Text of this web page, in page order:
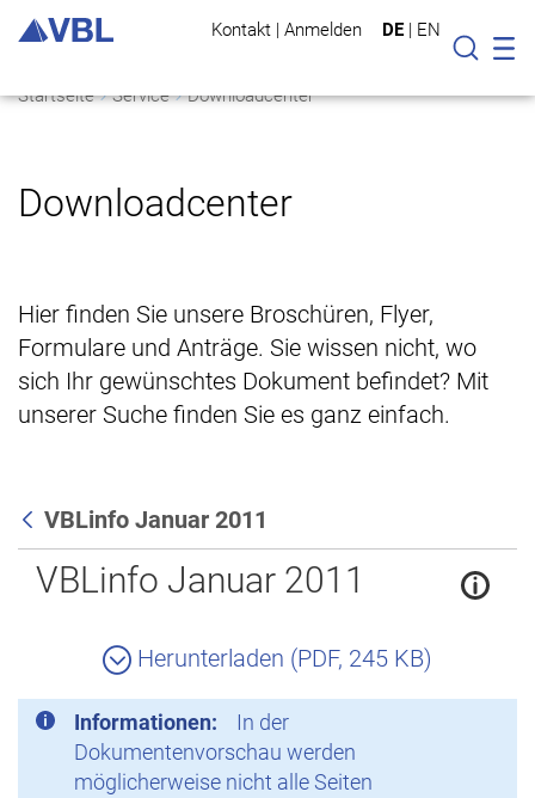
Kontakt | Anmelden DE | EN
Suche
Startseite Service Downloadcenter
Downloadcenter
Hier finden Sie unsere Broschüren, Flyer,
Formulare und Anträge. Sie wissen nicht, wo
sich Ihr gewünschtes Dokument befindet? Mit
unserer Suche finden Sie es ganz einfach.
Zurück
VBLinfo Januar 2011
VBLinfo Januar 2011
Herunterladen (PDF, 245 KB)
Informationen:
In der
Dokumentenvorschau werden
möglicherweise nicht alle Seiten